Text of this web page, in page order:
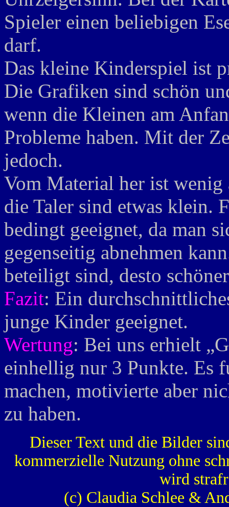
Spieler einen beliebigen
darf.
Das kleine Kinderspiel ist
Die Grafiken sind schön
wenn die Kleinen am
Probleme haben. Mit der
jedoch.
Vom Material her ist wenig
die Taler sind etwas klein.
bedingt geeignet, da man
gegenseitig abnehmen
beteiligt sind, desto
Fazit: Ein
junge Kinder geeignet.
Wertung: Bei uns erhielt
einhellig nur 3 Punkte. Es
machen, motivierte aber
zu haben.
Dieser Text und die Bilder
kommerzielle Nutzung ohne
wird
(c) Claudia Schlee &